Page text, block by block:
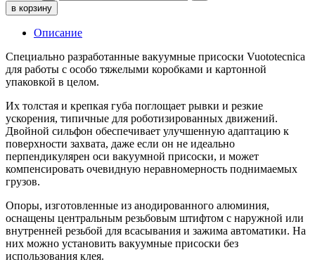
в корзину
Описание
Специально разработанные вакуумные присоски Vuototecnica
для работы с особо тяжелыми коробками и картонной
упаковкой в ​​целом.
Их толстая и крепкая губа поглощает рывки и резкие
ускорения, типичные для роботизированных движений.
Двойной сильфон обеспечивает улучшенную адаптацию к
поверхности захвата, даже если он не идеально
перпендикулярен оси вакуумной присоски, и может
компенсировать очевидную неравномерность поднимаемых
грузов.
Опоры, изготовленные из анодированного алюминия,
оснащены центральным резьбовым штифтом с наружной или
внутренней резьбой для всасывания и зажима автоматики. На
них можно установить вакуумные присоски без
использования клея.